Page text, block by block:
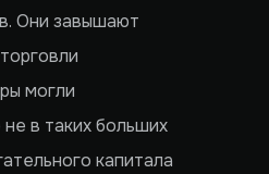
Они завышают
могли
в таких больших
капитала